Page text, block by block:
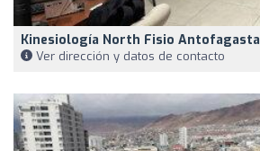
Kinesiología North Fisio Antofagasta
Ver dirección y datos de contacto